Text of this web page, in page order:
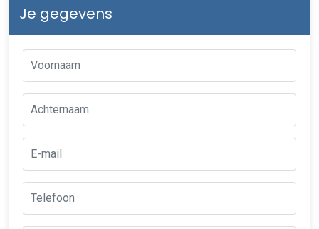
Je gegevens